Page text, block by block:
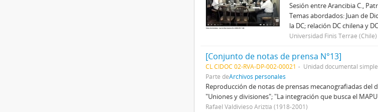
Sesión entre Arancibia C.,
Temas abordados: Juan de
la DC; relación DC chilena y
Universidad Finis Terrae (Chile)
[Conjunto de notas de prensa N°13]
CL CIDOC 02-RVA-DP-002-00021
Unidad documental simple
Parte deArchivos personales
Reproducción de notas de prensas mecanografiadas
"Uniones y divisiones"; "La integración que busca el
Rafael Valdivieso Ariztía (1918-2001)